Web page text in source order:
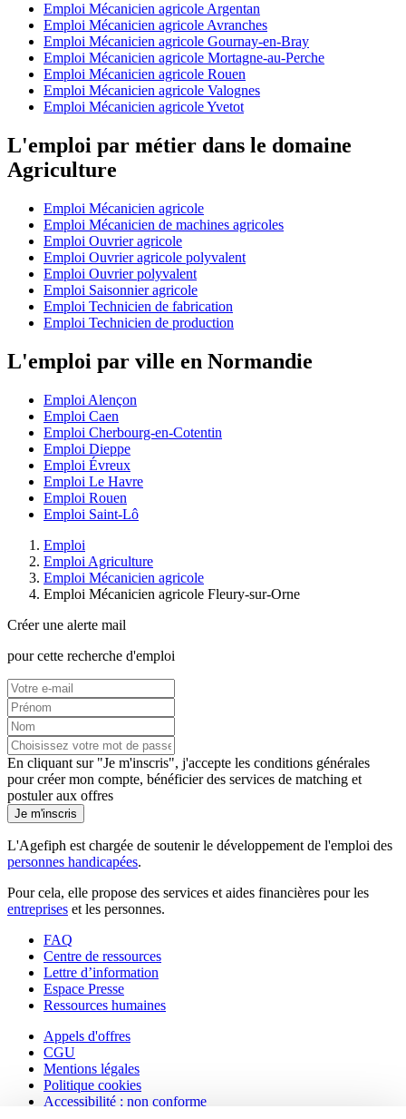
Emploi Mécanicien agricole Argentan
Emploi Mécanicien agricole Avranches
Emploi Mécanicien agricole Gournay-en-Bray
Emploi Mécanicien agricole Mortagne-au-Perche
Emploi Mécanicien agricole Rouen
Emploi Mécanicien agricole Valognes
Emploi Mécanicien agricole Yvetot
L'emploi par métier dans le domaine
Agriculture
Emploi Mécanicien agricole
Emploi Mécanicien de machines agricoles
Emploi Ouvrier agricole
Emploi Ouvrier agricole polyvalent
Emploi Ouvrier polyvalent
Emploi Saisonnier agricole
Emploi Technicien de fabrication
Emploi Technicien de production
L'emploi par ville en Normandie
Emploi Alençon
Emploi Caen
Emploi Cherbourg-en-Cotentin
Emploi Dieppe
Emploi Évreux
Emploi Le Havre
Emploi Rouen
Emploi Saint-Lô
Emploi
Emploi Agriculture
Emploi Mécanicien agricole
Emploi Mécanicien agricole Fleury-sur-Orne
Créer une alerte mail
pour cette recherche d'emploi
En cliquant sur "Je m'inscris", j'accepte les conditions générales
pour créer mon compte, bénéficier des services de matching et
postuler aux offres
Je m'inscris
L'Agefiph est chargée de soutenir le développement de l'emploi des
personnes handicapées.
Pour cela, elle propose des services et aides financières pour les
entreprises et les personnes.
FAQ
Centre de ressources
Lettre d’information
Espace Presse
Ressources humaines
Appels d'offres
CGU
Mentions légales
Politique cookies
Accessibilité : non conforme